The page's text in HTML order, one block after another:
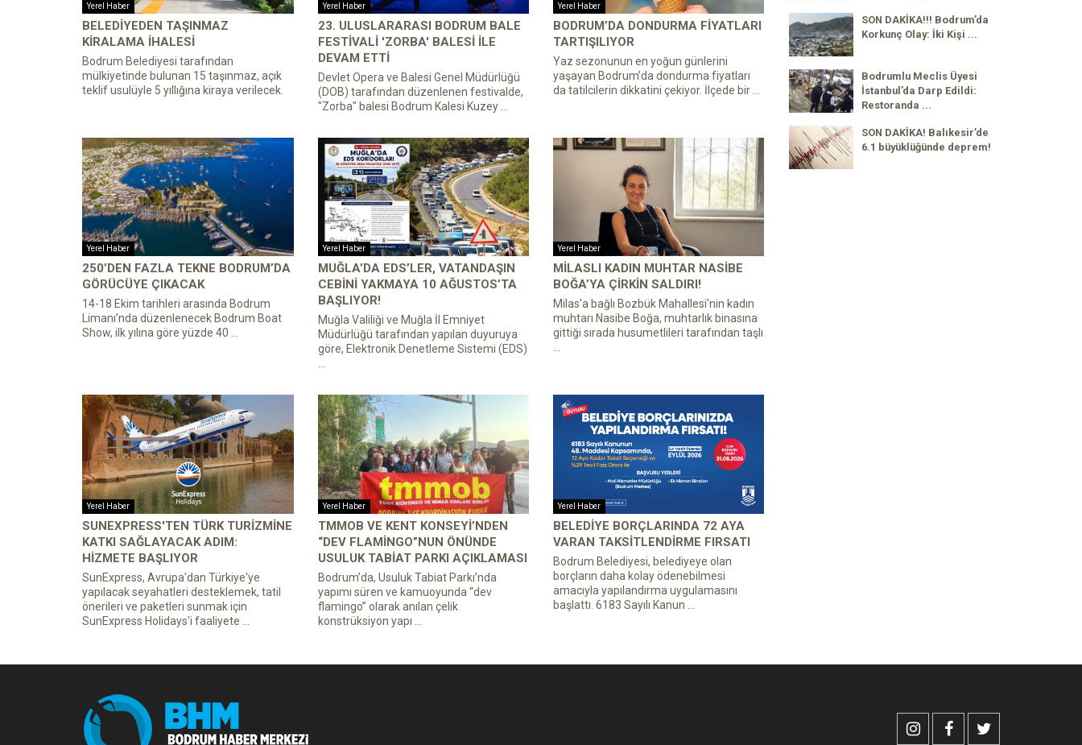
Yerel Haber
BELEDIYEDEN TAŞINMAZ
KIRALAMA İHALESI
Bodrum Belediyesi tarafından
mülkiyetinde bulunan 15 taşınmaz, açık
teklif usulüyle 5 yıllığına kiraya verilecek.
Yerel Haber
23. ULUSLARARASI BODRUM BALE
FESTIVALI 'ZORBA' BALESI ILE
DEVAM ETTI
Devlet Opera ve Balesi Genel Müdürlüğü
(DOB) tarafından düzenlenen festivalde,
"Zorba" balesi Bodrum Kalesi Kuzey ...
Yerel Haber
BODRUM’DA DONDURMA FIYATLARI
TARTIŞILIYOR
Yaz sezonunun en yoğun günlerini
yaşayan Bodrum’da dondurma fiyatları
da tatilcilerin dikkatini çekiyor. İlçede bir ...
Yerel Haber
250’DEN FAZLA TEKNE BODRUM’DA
GÖRÜCÜYE ÇIKACAK
14-18 Ekim tarihleri arasında Bodrum
Limanı’nda düzenlenecek Bodrum Boat
Show, ilk yılına göre yüzde 40 ...
Yerel Haber
MUĞLA’DA EDS’LER, VATANDAŞIN
CEBINI YAKMAYA 10 AĞUSTOS’TA
BAŞLIYOR!
Muğla Valiliği ve Muğla İl Emniyet
Müdürlüğü tarafından yapılan duyuruya
göre, Elektronik Denetleme Sistemi (EDS)
...
Yerel Haber
MILASLI KADIN MUHTAR NASIBE
BOĞA’YA ÇIRKIN SALDIRI!
Milas'a bağlı Bozbük Mahallesi'nin kadın
muhtarı Nasibe Boğa, muhtarlık binasına
gittiği sırada husumetlileri tarafından taşlı
...
Yerel Haber
SUNEXPRESS'TEN TÜRK TURIZMINE
KATKI SAĞLAYACAK ADIM:
HIZMETE BAŞLIYOR
SunExpress, Avrupa'dan Türkiye'ye
yapılacak seyahatleri desteklemek, tatil
önerileri ve paketleri sunmak için
SunExpress Holidays'i faaliyete ...
Yerel Haber
TMMOB VE KENT KONSEYI’NDEN
“DEV FLAMINGO”NUN ÖNÜNDE
USULUK TABIAT PARKI AÇIKLAMASI
Bodrum’da, Usuluk Tabiat Parkı’nda
yapımı süren ve kamuoyunda “dev
flamingo” olarak anılan çelik
konstrüksiyon yapı ...
Yerel Haber
BELEDIYE BORÇLARINDA 72 AYA
VARAN TAKSITLENDIRME FIRSATI
Bodrum Belediyesi, belediyeye olan
borçların daha kolay ödenebilmesi
amacıyla yapılandırma uygulamasını
başlattı. 6183 Sayılı Kanun ...
SON DAKİKA!!! Bodrum’da
Korkunç Olay: İki Kişi ...
Bodrumlu Meclis Üyesi
İstanbul’da Darp Edildi:
Restoranda ...
SON DAKİKA! Balıkesir’de
6.1 büyüklüğünde deprem!